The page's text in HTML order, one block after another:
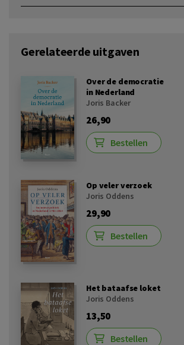
Gerelateerde uitgaven
Over de democratie
in Nederland
Joris Backer
26,90
Bestellen
Op veler verzoek
Joris Oddens
29,90
Bestellen
Het bataafse loket
Joris Oddens
13,50
Bestellen